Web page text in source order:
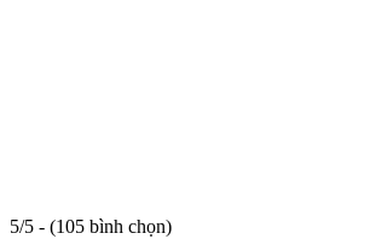
5/5 - (105 bình chọn)